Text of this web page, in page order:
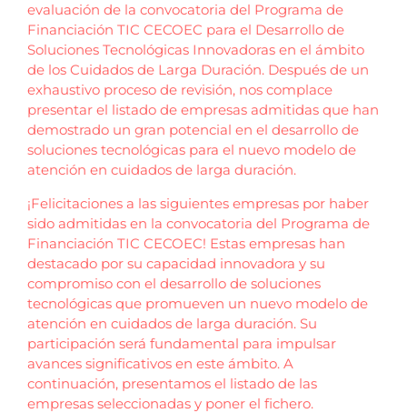
evaluación de la convocatoria del Programa de
Financiación TIC CECOEC para el Desarrollo de
Soluciones Tecnológicas Innovadoras en el ámbito
de los Cuidados de Larga Duración. Después de un
exhaustivo proceso de revisión, nos complace
presentar el listado de empresas admitidas que han
demostrado un gran potencial en el desarrollo de
soluciones tecnológicas para el nuevo modelo de
atención en cuidados de larga duración.
¡Felicitaciones a las siguientes empresas por haber
sido admitidas en la convocatoria del Programa de
Financiación TIC CECOEC! Estas empresas han
destacado por su capacidad innovadora y su
compromiso con el desarrollo de soluciones
tecnológicas que promueven un nuevo modelo de
atención en cuidados de larga duración. Su
participación será fundamental para impulsar
avances significativos en este ámbito. A
continuación, presentamos el listado de las
empresas seleccionadas y poner el fichero.